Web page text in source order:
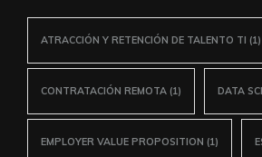
ATRACCIÓN Y RETENCIÓN DE TALENTO TI (1)
CONTRATACIÓN REMOTA (1) DATA
EMPLOYER VALUE PROPOSITION (1)